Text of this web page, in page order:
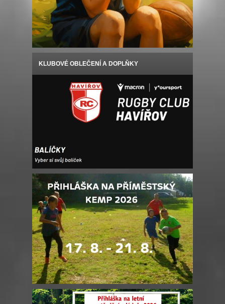
KLUBOVÉ OBLEČENÍ A DOPLŇKY